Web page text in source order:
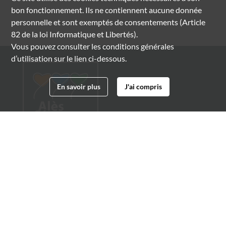
bon fonctionnement. Ils ne contiennent aucune donnée
personnelle et sont exemptés de consentements (Article
82 de la loi Informatique et Libertés).
Vous pouvez consulter les conditions générales
d’utilisation sur le lien ci-dessous.
En savoir plus J'ai compris